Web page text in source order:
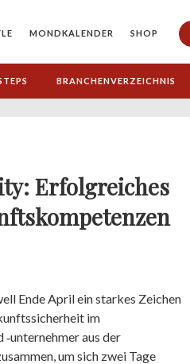
MONDKALENDER SHOP
BRANCHENVERZEICHNIS
Erfolgreiches
Ende April ein starkes Zeichen
im
aus der
um sich zwei Tage